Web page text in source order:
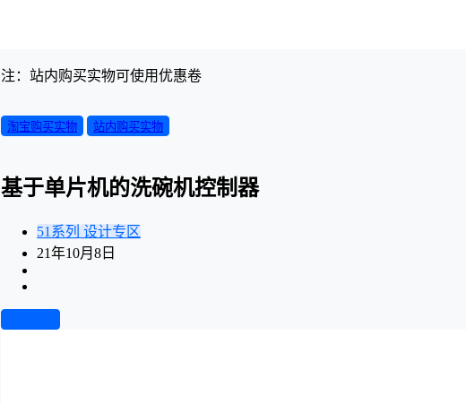
注：站内购买实物可使用优惠卷
淘宝购买实物 站内购买实物
基于单片机的洗碗机控制器
51系列 设计专区
21年10月8日